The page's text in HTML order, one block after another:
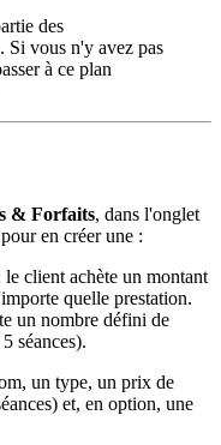
des
Si vous n'y avez pas
à ce plan
& Forfaits, dans l'onglet
pour en créer une :
le client achète un montant
quelle prestation.
un nombre défini de
séances).
un type, un prix de
et, en option, une